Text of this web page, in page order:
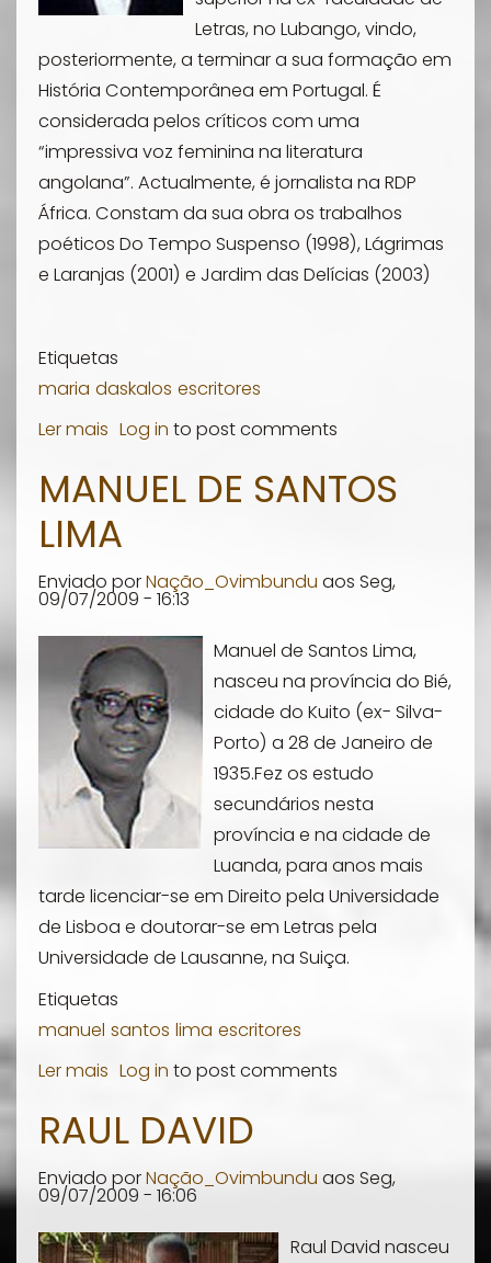
Letras, no Lubango, vindo,
posteriormente, a terminar a sua formação em
História Contemporânea em Portugal. É
considerada pelos críticos com uma
“impressiva voz feminina na literatura
angolana”. Actualmente, é jornalista na RDP
África. Constam da sua obra os trabalhos
poéticos Do Tempo Suspenso (1998),Lágrimas
e Laranjas (2001) e Jardim das Delícias (2003)
Etiquetas
maria daskalos escritores
Ler mais sobre
Alexandre
Dáskalos
Log in to post comments
MANUEL DE SANTOS
LIMA
Enviado porNação_Ovimbundu aos Seg,
09/07/2009 - 16:13
Manuel de Santos Lima,
nasceu na província do Bié,
cidade do Kuito (ex- Silva-
Porto) a 28 de Janeiro de
1935.Fez os estudo
secundários nesta
província e na cidade de
Luanda, para anos mais
tarde licenciar-se em Direito pela Universidade
de Lisboa e doutorar-se em Letras pela
Universidade de Lausanne, na Suiça.
Etiquetas
manuel santos lima escritores
Ler mais sobre
de
Lima
Log in to post comments
RAUL DAVID
Enviado porNação_Ovimbundu aos Seg,
09/07/2009 - 16:06
Raul David nasceu